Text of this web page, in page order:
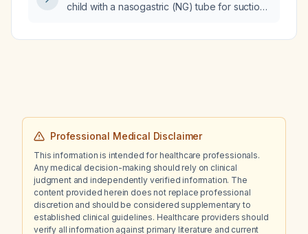
child with a nasogastric (NG) tube for suction
Professional Medical Disclaimer
This information is intended for healthcare professionals.
Any medical decision-making should rely on clinical
judgment and independently verified information. The
content provided herein does not replace professional
discretion and should be considered supplementary to
established clinical guidelines. Healthcare providers should
verify all information against primary literature and current